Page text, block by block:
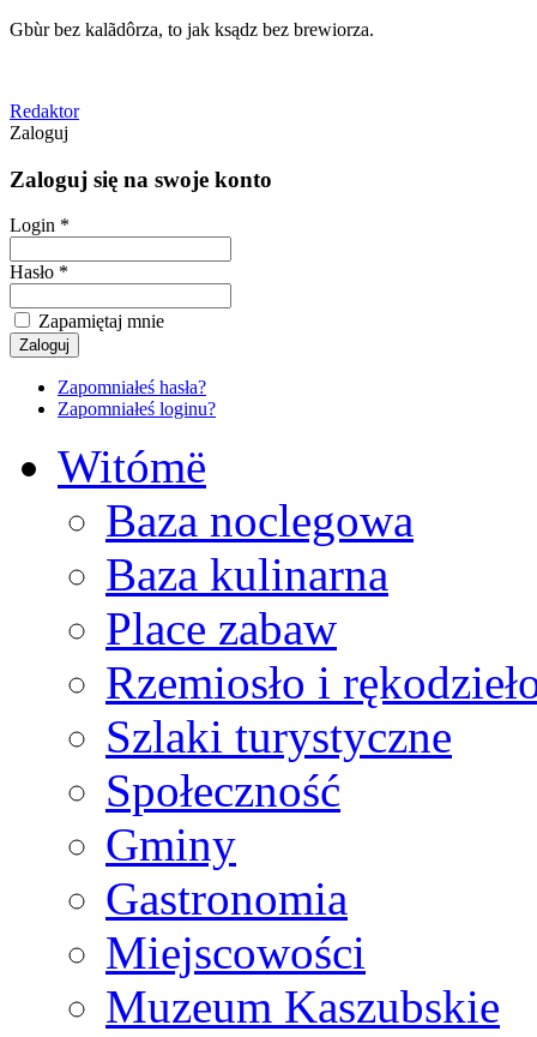
Gbùr bez kalãdôrza, to jak ksądz bez brewiorza.
Redaktor
Zaloguj
Zaloguj się na swoje konto
Login *
Hasło *
Zapamiętaj mnie
Zapomniałeś hasła?
Zapomniałeś loginu?
Witómë
Baza noclegowa
Baza kulinarna
Place zabaw
Rzemiosło i
Szlaki turystyczne
Społeczność
Gminy
Gastronomia
Miejscowości
Muzeum Kaszubskie